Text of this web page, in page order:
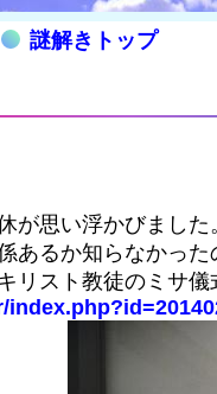
謎解きトップ
が思い浮かびました
あるか知らなかっ
リスト教徒のミサ儀